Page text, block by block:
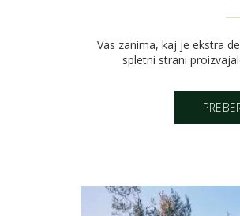
Vas zanima, kaj je ekstra
spletni strani